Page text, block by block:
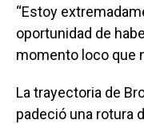
“Estoy
oportunidad de
momento loco que
La trayectoria de
padeció una rotura